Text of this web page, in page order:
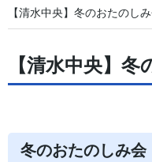
【清水中央】冬のおたのし
【清水中央】
冬のおたのしみ会